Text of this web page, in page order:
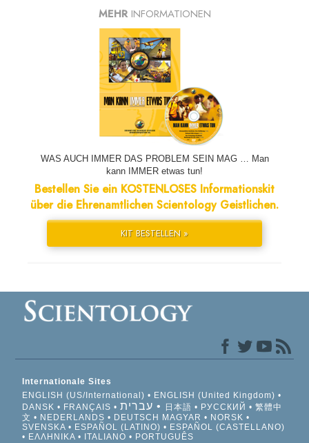
MEHR INFORMATIONEN
WAS AUCH IMMER DAS PROBLEM SEIN MAG … Man
kann IMMER etwas tun!
Bestellen Sie ein KOSTENLOSES Informationskit
über die Ehrenamtlichen Scientology Geistlichen.
KIT BESTELLEN »
Internationale Sites
ENGLISH (US/International)
ENGLISH (United Kingdom)
DANSK
FRANÇAIS עברית 日本語 РУССКИЙ
繁體中
文
NEDERLANDS DEUTSCH MAGYAR
NORSK
SVENSKA
ESPAÑOL (LATINO)
ESPAÑOL (CASTELLANO)
ΕΛΛΗΝΙΚA
ITALIANO PORTUGUÊS